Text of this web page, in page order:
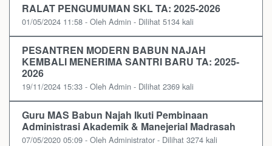
RALAT PENGUMUMAN SKL TA: 2025-2026
01/05/2024 11:58 - Oleh Admin - Dilihat 5134 kali
PESANTREN MODERN BABUN NAJAH
KEMBALI MENERIMA SANTRI BARU TA: 2025-
2026
19/11/2024 15:33 - Oleh Admin - Dilihat 2369 kali
Guru MAS Babun Najah Ikuti Pembinaan
Administrasi Akademik & Manejerial Madrasah
07/05/2020 05:09 - Oleh Administrator - Dilihat 3274 kali